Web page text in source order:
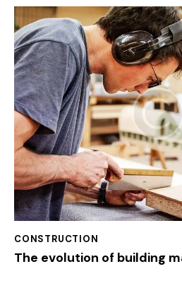
CONSTRUCTION
The evolution of building